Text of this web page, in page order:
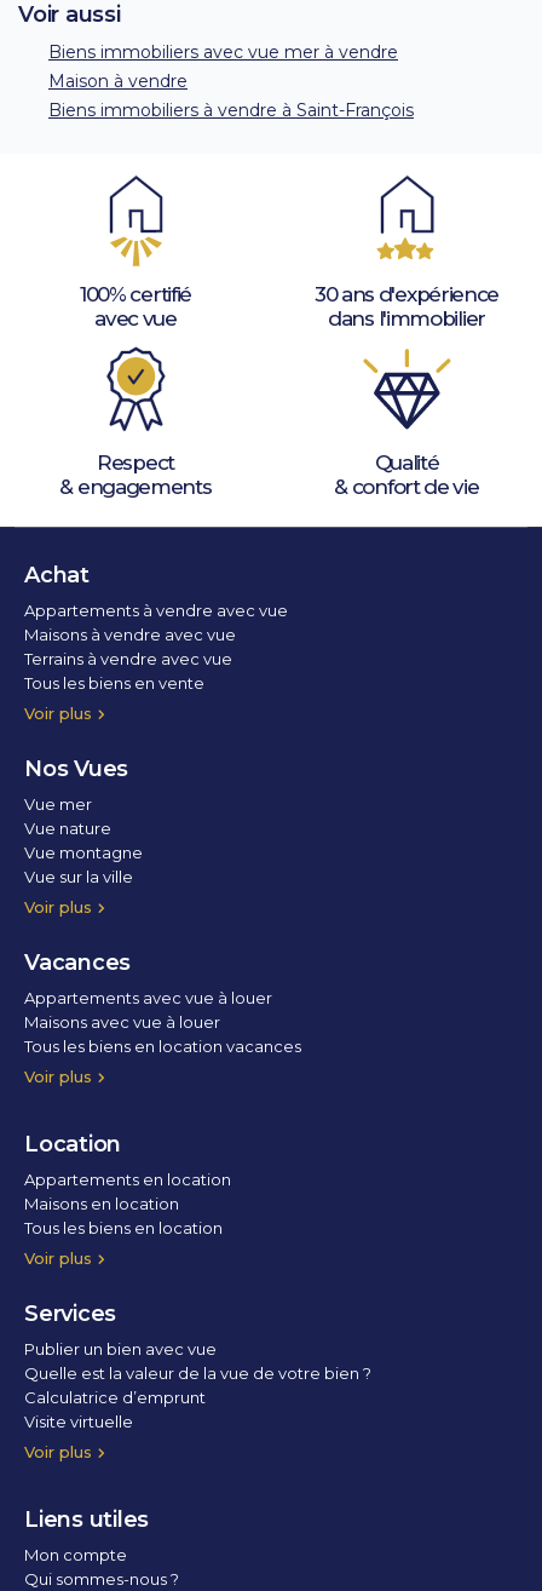
Voir aussi
Biens immobiliers avec vue mer à vendre
Maison à vendre
Biens immobiliers à vendre à Saint-François
100% certifié
avec vue
30 ans d'expérience
dans l'immobilier
Respect
& engagements
Qualité
& confort de vie
Achat
Voir plus
Appartements à vendre avec vue
Maisons à vendre avec vue
Terrains à vendre avec vue
Tous les biens en vente
Nos Vues
Voir plus
Vue mer
Vue nature
Vue montagne
Vue sur la ville
Vue parc
Vue fleuve
Vue lac
Vue marina / port
Vacances
Voir plus
Appartements avec vue à louer
Maisons avec vue à louer
Tous les biens en location vacances
Location
Voir plus
Appartements en location
Maisons en location
Tous les biens en location
Services
Voir plus
Publier un bien avec vue
Quelle est la valeur de la vue de votre bien ?
Calculatrice d’emprunt
Visite virtuelle
Home staging
Liens utiles
Mon compte
Qui sommes-nous ?